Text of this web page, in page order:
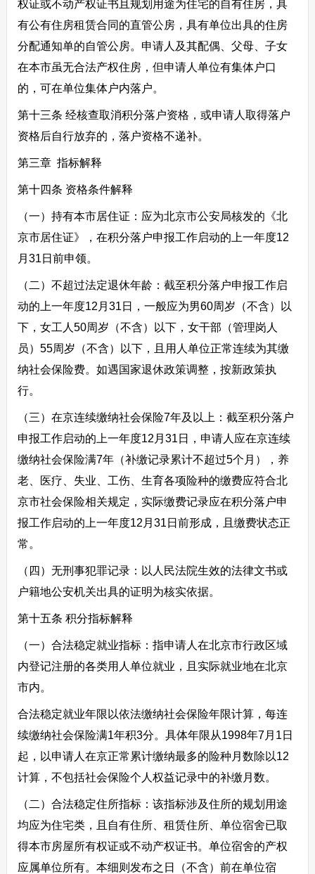
权证或不动产权证书且规划用途为住宅的自有住房，具
有公有住房租赁合同的直管公房，具有单位出具的住房
分配通知单的自管公房。申请人及其配偶、父母、子女
在本市虽无合法产权住房，但申请人单位有集体户口
的，可在单位集体户内落户。
第十三条 经核查取消积分落户资格，或申请人取得落户
资格后自行放弃的，落户资格不递补。
第三章 指标解释
第十四条 资格条件解释
（一）持有本市居住证：应为北京市公安局核发的《北
京市居住证》，在积分落户申报工作启动的上一年度12
月31日前申领。
（二）不超过法定退休年龄：截至积分落户申报工作启
动的上一年度12月31日，一般应为男60周岁（不含）以
下，女工人50周岁（不含）以下，女干部（管理岗人
员）55周岁（不含）以下，且用人单位正常连续为其缴
纳社会保险费。如遇国家退休政策调整，按新政策执
行。
（三）在京连续缴纳社会保险7年及以上：截至积分落户
申报工作启动的上一年度12月31日，申请人应在京连续
缴纳社会保险满7年（补缴记录累计不超过5个月），养
老、医疗、失业、工伤、生育各项险种的缴费应符合北
京市社会保险相关规定，实际缴费记录应在积分落户申
报工作启动的上一年度12月31日前形成，且缴费状态正
常。
（四）无刑事犯罪记录：以人民法院生效的法律文书或
户籍地公安机关出具的证明为核实依据。
第十五条 积分指标解释
（一）合法稳定就业指标：指申请人在北京市行政区域
内登记注册的各类用人单位就业，且实际就业地在北京
市内。
合法稳定就业年限以依法缴纳社会保险年限计算，每连
续缴纳社会保险满1年积3分。具体年限从1998年7月1日
起，以申请人在京正常累计缴纳最多的险种月数除以12
计算，不包括社会保险个人权益记录中的补缴月数。
（二）合法稳定住所指标：该指标涉及住所的规划用途
均应为住宅类，且自有住所、租赁住所、单位宿舍已取
得本市房屋所有权证或不动产权证书。单位宿舍的产权
应属单位所有。本细则发布之日（不含）前在单位宿